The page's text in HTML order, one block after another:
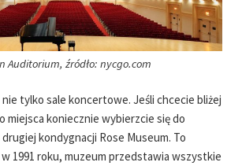
Auditorium, źródło: nycgo.com
tylko sale koncertowe. Jeśli chcecie bliżej
miejsca koniecznie wybierzcie się do
kondygnacji Rose Museum. To
1991 roku, muzeum przedstawia wszystkie